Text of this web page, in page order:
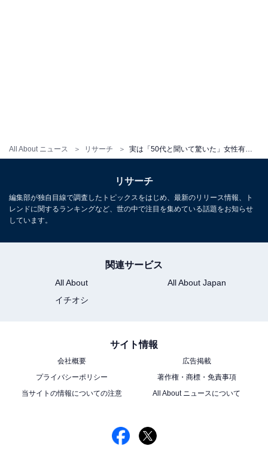
All About ニュース リサーチ
アンケートの回答者コメントでは、「歳を重ねても変わ
あり、清楚なイメージをそのまま持ち続けていて若々し
い」（三重県／40代女性）、「今でも綺麗だし大げさか
もしれませんが昔と変わらないからです」（宮城県／40
※回答者コメントは原文ママです
この記事の筆者：ゆるま 小林 プロフィール
長年にわたってテレビ局でバラエティ番組、情報番組な
どを制作。その後、フリーランスの編集・ライターに転
ビや芸能人に関するコラムなどを執筆。編集プロダクシ
リサーチ
編集部が独自目線で調査したトピックスをはじめ、最新のリリース情報、ト
レンドに関するランキングなど、世の中で注目を集めている話題をお知らせ
しています。
関連サービス
All About
All About Japan
イチオシ
サイト情報
会社概要
広告掲載
プライバシーポリシー
著作権・商標・免責事項
当サイトの情報についての注意
All About ニュースについて